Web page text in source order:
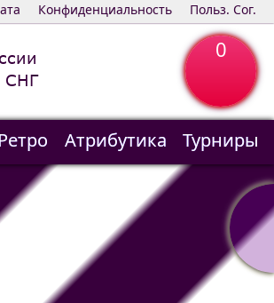
Польз. Сог.
Конфиденциальность
СНГ
Ретро Атрибутика
Турниры
0